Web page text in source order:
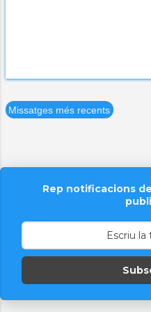
Missatges més recents
Rep notificacions